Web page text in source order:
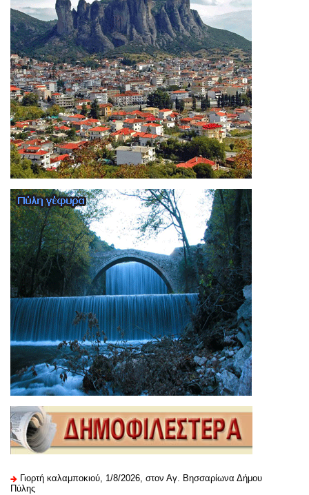
Γιορτή καλαμποκιού, 1/8/2026, στον Αγ. Βησσαρίωνα Δήμου
Πύλης